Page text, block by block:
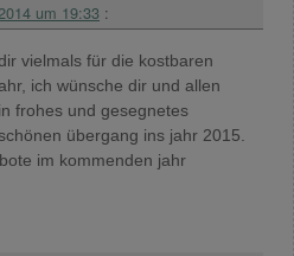
um 19:33 :
vielmals für die kostbaren
ich wünsche dir und allen
frohes und gesegnetes
übergang ins jahr 2015.
im kommenden jahr